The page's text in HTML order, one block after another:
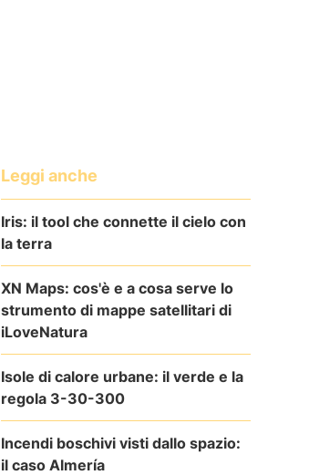
Leggi anche
Iris: il tool che connette il cielo con
la terra
XN Maps: cos'è e a cosa serve lo
strumento di mappe satellitari di
iLoveNatura
Isole di calore urbane: il verde e la
regola 3-30-300
Incendi boschivi visti dallo spazio:
il caso Almería